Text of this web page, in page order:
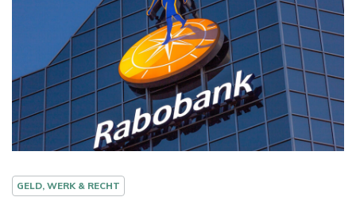
GELD, WERK & RECHT